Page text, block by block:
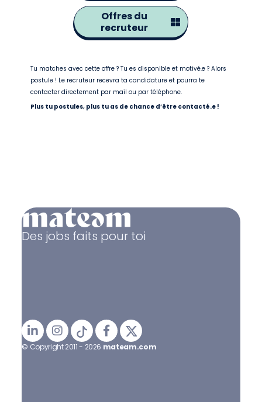
Offres du
recruteur
Tu matches avec cette offre ? Tu es disponible et motivé.e ? Alors
postule ! Le recruteur recevra ta candidature et pourra te
contacter directement par mail ou par téléphone.
Plus tu postules, plus tu as de chance d’être contacté.e !
Des jobs faits pour toi
© Copyright 2011 - 2026 mateam.com